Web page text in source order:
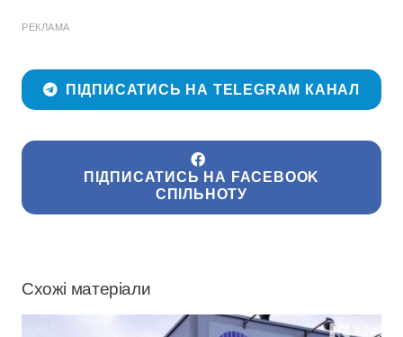
РЕКЛАМА
ПІДПИСАТИСЬ НА TELEGRAM КАНАЛ
ПІДПИСАТИСЬ НА FACEBOOK
СПІЛЬНОТУ
Схожі матеріали